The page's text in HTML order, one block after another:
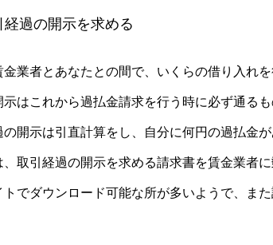
過の開示を求める
業者とあなたとの間で、いくらの借り入れ
はこれから過払金請求を行う時に必ず通る
開示は引直計算をし、自分に何円の過払金
取引経過の開示を求める請求書を賃金業者に
でダウンロード可能な所が多いようで、ま